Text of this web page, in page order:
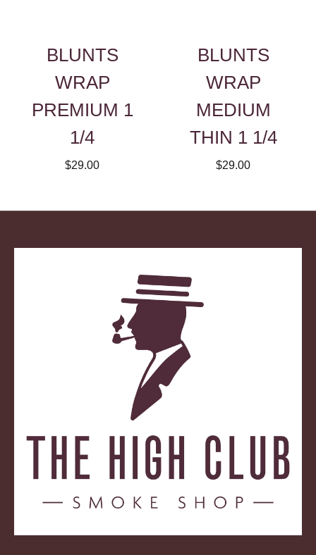
BLUNTS
WRAP
PREMIUM 1
1/4
$29.00
BLUNTS
WRAP
MEDIUM
THIN 1 1/4
$29.00